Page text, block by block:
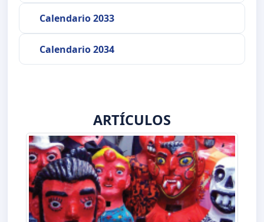
Calendario 2033
Calendario 2034
ARTÍCULOS